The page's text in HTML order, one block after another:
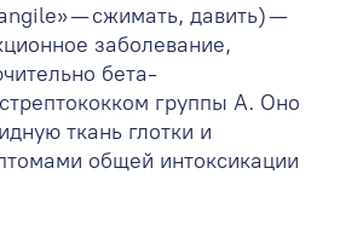
— сжимать, давить) —
заболевание,
бета-
группы А. Оно
ткань глотки и
общей интоксикации